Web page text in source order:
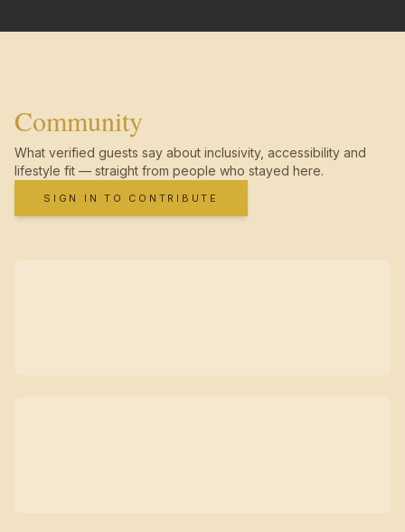
Community
What verified guests say about inclusivity, accessibility and
lifestyle fit — straight from people who stayed here.
SIGN IN TO CONTRIBUTE